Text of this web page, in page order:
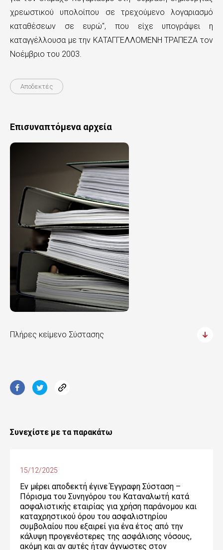
χρεωστικού υπολοίπου σε τρεχούμενο λογαριασμό
καταθέσεων σε ευρώ'', που είχε υπογράψει η
καταγγέλλουσα με την ΚΑΤΑΓΓΕΛΛΟΜΕΝΗ ΤΡΑΠΕΖΑ τον
Νοέμβριο του 2003.
Αποδεκτές
Επισυναπτόμενα αρχεία
Πλήρες κείμενο Σύστασης
Συνεχίστε με τα παρακάτω
15/12/2025
Εν μέρει αποδεκτή έγινε Έγγραφη Σύσταση –
Πόρισμα του Συνηγόρου του Καταναλωτή κατά
ασφαλιστικής εταιρίας για χρήση παράνομου και
καταχρηστικού όρου του ασφαλιστηρίου
συμβολαίου που εξαιρεί για ένα έτος από την
κάλυψη προγενέστερες της ασφάλισης νόσους,
ακόμη και αν αυτές ήταν άγνωστες στον